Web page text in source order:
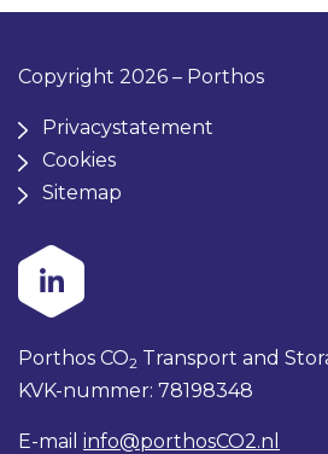
Copyright 2026 – Porthos
Privacystatement
Cookies
Sitemap
Porthos CO2 Transport and
KVK-nummer: 78198348
E-mail info@porthosCO2.nl